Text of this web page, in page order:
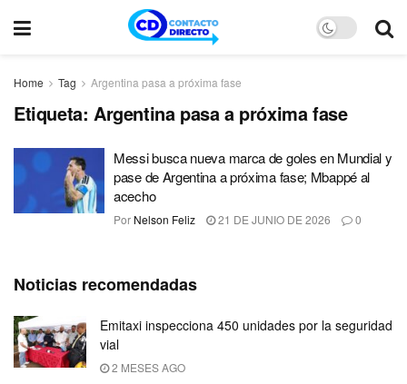
Home Tag Argentina pasa a próxima fase
Etiqueta: Argentina pasa a próxima fase
Messi busca nueva marca de goles en Mundial y
pase de Argentina a próxima fase; Mbappé al
acecho
Por Nelson Feliz 21 DE JUNIO DE 2026 0
Noticias recomendadas
Emitaxi inspecciona 450 unidades por la seguridad
vial
2 MESES AGO